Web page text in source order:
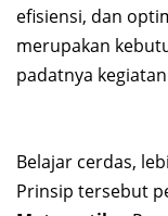
efisiensi, dan
merupakan
padatnya
Belajar cerdas,
Prinsip tersebut